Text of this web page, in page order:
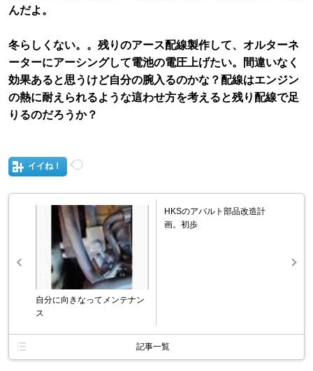
んだよ。
冬らしくない。。残りのアース配線製作して、オルターネ
ーターにアーシングして電池の電圧上げたい。間違いなく
効果あると思うけど自分の腕入るのかな？配線はエンジン
の熱に耐えられるような這わせ方を考えると残り配線で足
りるのだろうか？
イイね！
自分に向きなってメンテナン
ス
HKSのアバルト部品改造計
画。初歩
記事一覧